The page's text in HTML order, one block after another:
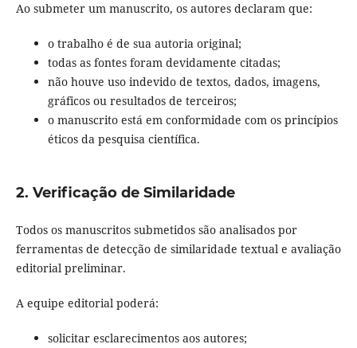
Ao submeter um manuscrito, os autores declaram que:
o trabalho é de sua autoria original;
todas as fontes foram devidamente citadas;
não houve uso indevido de textos, dados, imagens,
gráficos ou resultados de terceiros;
o manuscrito está em conformidade com os princípios
éticos da pesquisa científica.
2. Verificação de Similaridade
Todos os manuscritos submetidos são analisados por
ferramentas de detecção de similaridade textual e avaliação
editorial preliminar.
A equipe editorial poderá:
solicitar esclarecimentos aos autores;